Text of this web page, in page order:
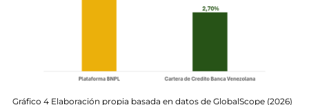
Gráfico 4 Elaboración propia basada en datos de GlobalScope (2026)